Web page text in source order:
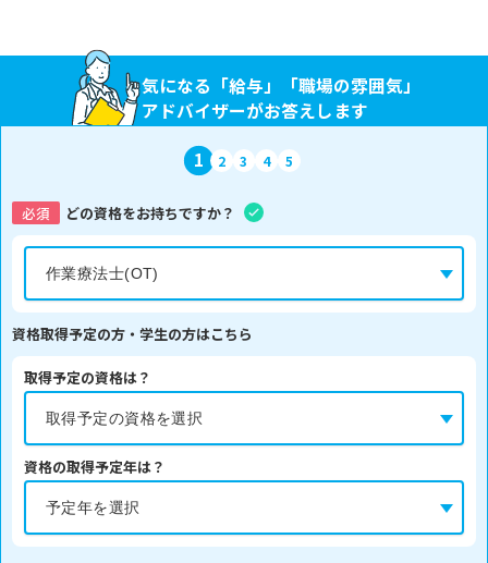
気になる「給与」「職場の雰囲気」
アドバイザーがお答えします
1 2 3 4 5
必須 どの資格をお持ちですか？
資格取得予定の方・学生の方はこちら
取得予定の資格は？
資格の取得予定年は？